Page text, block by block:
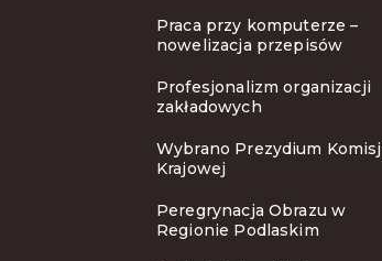
Praca przy komputerze –
nowelizacja przepisów
Profesjonalizm organizacji
zakładowych
Wybrano Prezydium
Krajowej
Peregrynacja Obrazu w
Regionie Podlaskim